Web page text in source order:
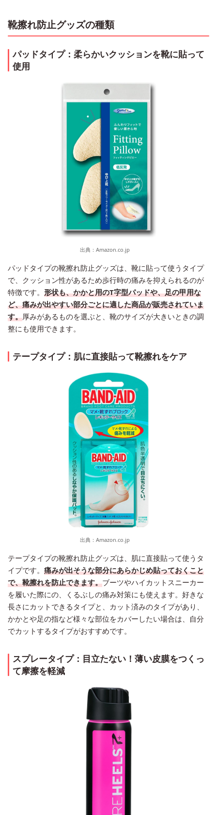
靴擦れ防止グッズの種類
パッドタイプ：柔らかいクッションを靴に貼って
使用
出典： Amazon.co.jp
パッドタイプの靴擦れ防止グッズは、靴に貼って使うタイプ
で、クッション性があるため歩行時の痛みを抑えられるのが
特徴です。 形状も、かかと用のT字型パッドや、足の甲用な
ど、痛みが出やすい部分ごとに適した商品が販売されていま
す。厚みがあるものを選ぶと、靴のサイズが大きいときの調
整にも使用できます。
テープタイプ：肌に直接貼って靴擦れをケア
出典： Amazon.co.jp
テープタイプの靴擦れ防止グッズは、肌に直接貼って使うタ
イプです。 痛みが出そうな部分にあらかじめ貼っておくこと
で、靴擦れを防止できます。ブーツやハイカットスニーカー
を履いた際にの、くるぶしの痛み対策にも使えます。好きな
長さにカットできるタイプと、カット済みのタイプがあり、
かかとや足の指など様々な部位をカバーしたい場合は、自分
でカットするタイプがおすすめです。
スプレータイプ：目立たない！薄い皮膜をつくっ
て摩擦を軽減